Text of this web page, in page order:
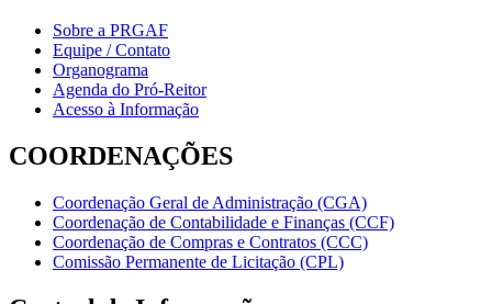
Sobre a PRGAF
Equipe / Contato
Organograma
Agenda do Pró-Reitor
Acesso à Informação
COORDENAÇÕES
Coordenação Geral de Administração (CGA)
Coordenação de Contabilidade e Finanças (CCF)
Coordenação de Compras e Contratos (CCC)
Comissão Permanente de Licitação (CPL)